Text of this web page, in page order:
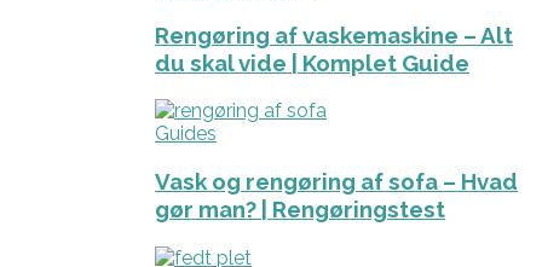
Rengøring af vaskemaskine – Alt
du skal vide | Komplet Guide
Guides
Vask og rengøring af sofa – Hvad
gør man? | Rengøringstest